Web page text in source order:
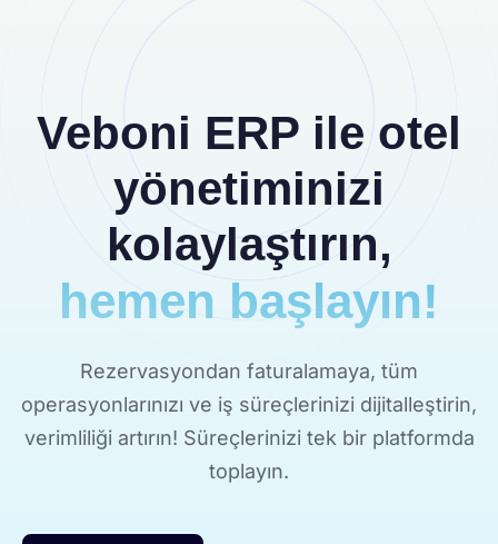
Veboni ERP ile otel
yönetiminizi
kolaylaştırın,
hemen başlayın!
Rezervasyondan faturalamaya, tüm
operasyonlarınızı ve iş süreçlerinizi dijitalleştirin,
verimliliği artırın! Süreçlerinizi tek bir platformda
toplayın.